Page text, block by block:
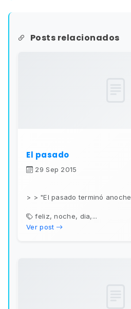
Posts relacionados
El pasado
29 Sep 2015
> > "El pasado terminó anoche
feliz, noche, dia,...
Ver post